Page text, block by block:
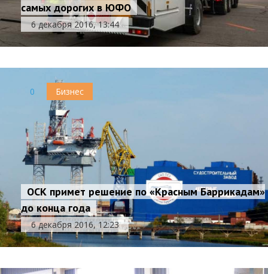
самых дорогих в ЮФО
6 декабря 2016, 13:44
0 Бизнес
ОСК примет решение по «Красным Баррикадам»
до конца года
6 декабря 2016, 12:23